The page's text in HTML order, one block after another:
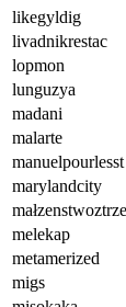
likegyldig
livadnikrestac
lopmon
lunguzya
madani
malarte
manuelpourlesst
marylandcity
małzenstwoztrze
melekap
metamerized
migs